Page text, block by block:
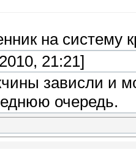
на систему
21:21]
зависли и
очередь.